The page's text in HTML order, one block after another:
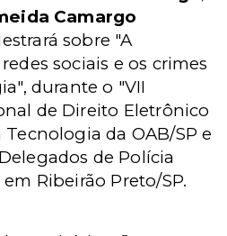
Camargo
sobre "A
sociais e os crimes
durante o "VII
de Direito Eletrônico
da OAB/SP e
de Polícia
em Ribeirão Preto/SP.